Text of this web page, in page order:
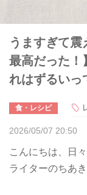
うますぎて
最高だった！
れはずるいっ
食・レシピ
2026/05/07 20:50
こんにちは、日
ライターのちあき